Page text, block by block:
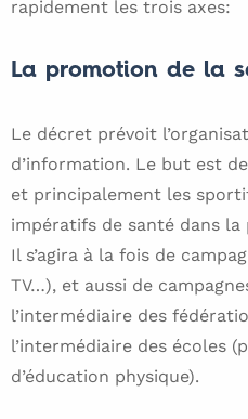
rapidement les trois axes:
La promotion de la
Le décret prévoit
d’information. Le but est
et principalement les
impératifs de santé dans
Il s’agira à la fois de
TV…), et aussi de
l’intermédiaire des
l’intermédiaire des écoles
d’éducation physique).